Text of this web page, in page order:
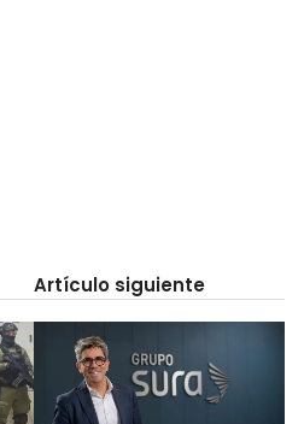
Artículo siguiente